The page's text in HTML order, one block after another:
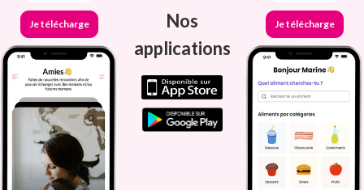
Je télécharge
Nos
applications
Je télécharge